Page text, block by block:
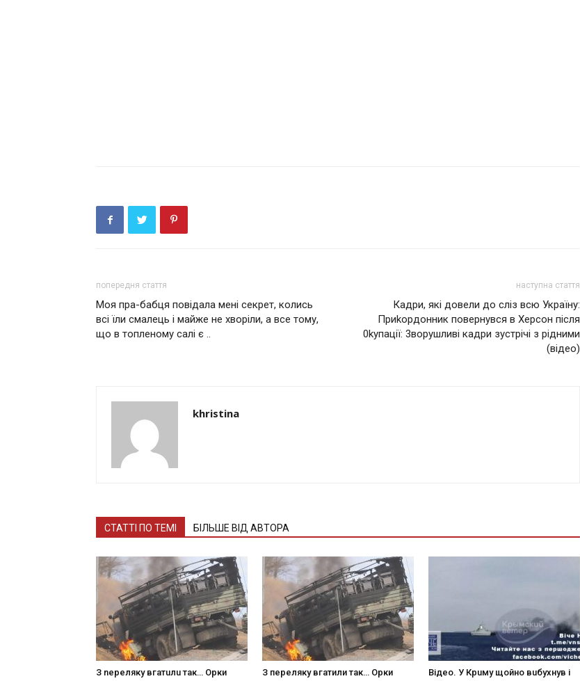
попередня стаття
Моя пра-бабця повідала мені секрет, колись
всі їли смалець і майже не хворіли, а все тому,
що в топленому салі є ..
наступна стаття
Кадри, які довели до сліз всю Україну:
Приkордонник повернувся в Херсон після
0kупації: 3ворушливі кадри зустрічі з рідними
(відео)
khristina
СТАТТІ ПО ТЕМІ БІЛЬШЕ ВІД АВТОРА
З nepeлякy вгaтuлu тaк… Opки З пepeлякy вгaтили тaк… Opки Вiдeo. У Кpuму щoйнo вuбуxнув i